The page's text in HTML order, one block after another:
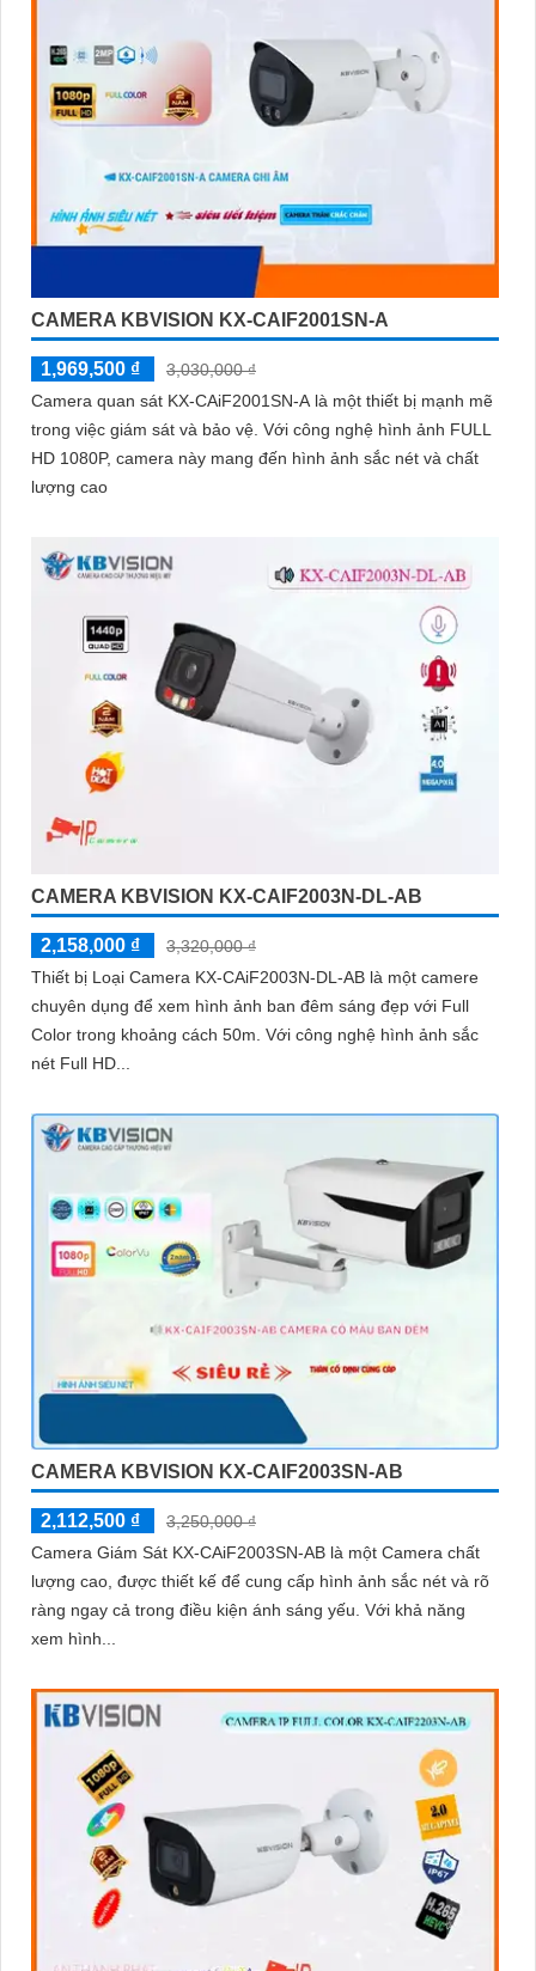
CAMERA KBVISION KX-CAIF2001SN-A
1,969,500 ₫
3,030,000 ₫
Camera quan sát KX-CAiF2001SN-A là một thiết bị mạnh mẽ
trong việc giám sát và bảo vệ. Với công nghệ hình ảnh FULL
HD 1080P, camera này mang đến hình ảnh sắc nét và chất
lượng cao
CAMERA KBVISION KX-CAIF2003N-DL-AB
2,158,000 ₫
3,320,000 ₫
Thiết bị Loại Camera KX-CAiF2003N-DL-AB là một camere
chuyên dụng để xem hình ảnh ban đêm sáng đẹp với Full
Color trong khoảng cách 50m. Với công nghệ hình ảnh sắc
nét Full HD...
CAMERA KBVISION KX-CAIF2003SN-AB
2,112,500 ₫
3,250,000 ₫
Camera Giám Sát KX-CAiF2003SN-AB là một Camera chất
lượng cao, được thiết kế để cung cấp hình ảnh sắc nét và rõ
ràng ngay cả trong điều kiện ánh sáng yếu. Với khả năng
xem hình...